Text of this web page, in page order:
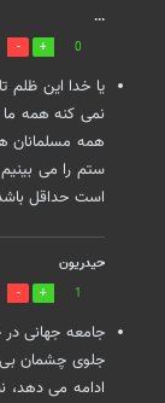
...
0
یا خدا این ظلم
نمی کنه همه ما
همه مسلمانان
ستم را می
است حداقل
حیدریون
1
جامعه جهانی
جلوی چشمان بی
ادامه می دهد،